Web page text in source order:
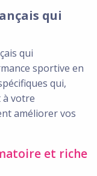
qui
qui
sportive en
qui,
votre
améliorer vos
et riche